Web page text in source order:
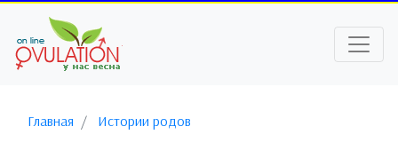
Главная Истории родов